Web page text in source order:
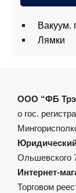
Вакуум.
Лямки
ООО “ФБ
о гос.
Ольшевского
Интернет-
Торговом